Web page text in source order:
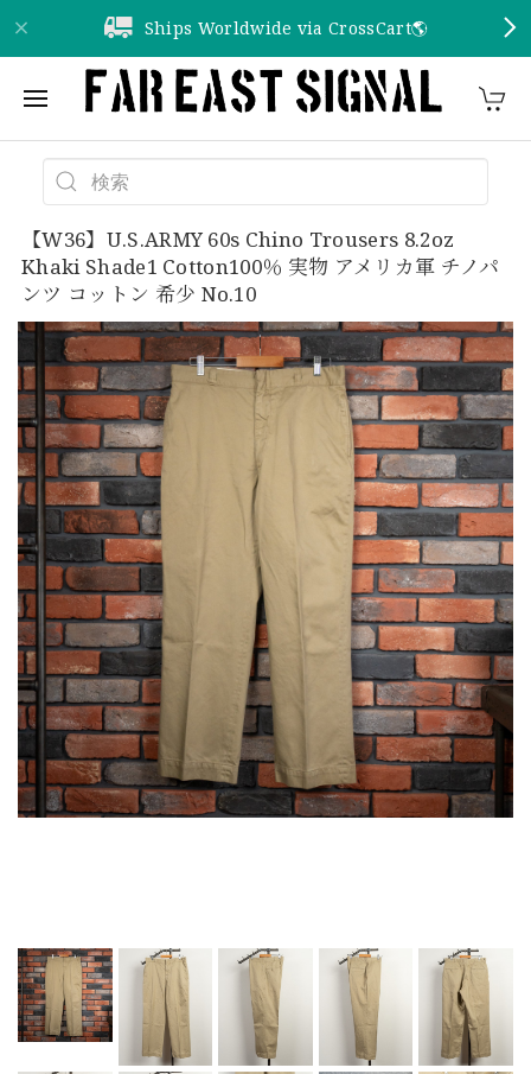
Ships Worldwide via CrossCart🌎️
【W36】U.S.ARMY 60s Chino Trousers 8.2oz
Khaki Shade1 Cotton100％ 実物 アメリカ軍 チノパ
ンツ コットン 希少 No.10